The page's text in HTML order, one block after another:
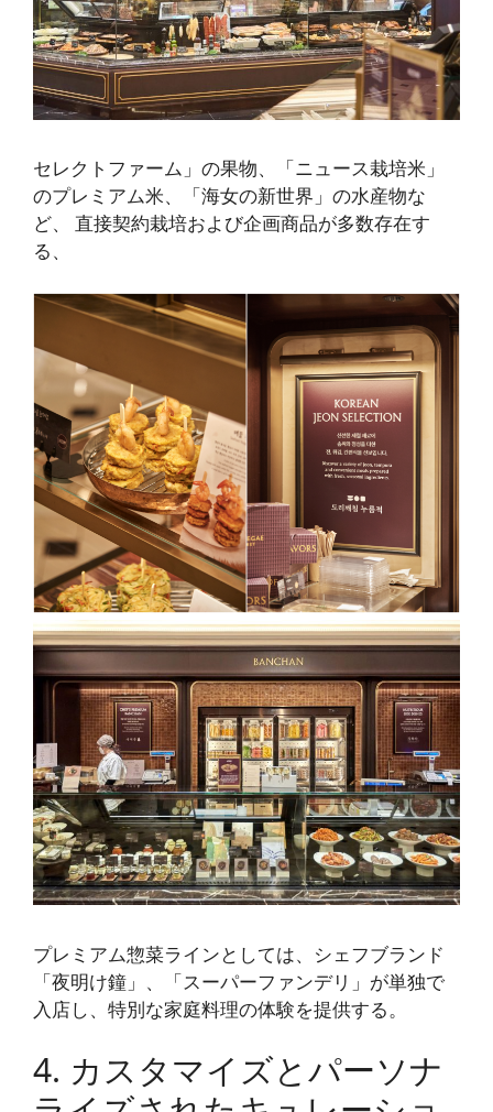
セレクトファーム」の果物、「ニュース栽培米」
のプレミアム米、「海女の新世界」の水産物な
ど、 直接契約栽培および企画商品が多数存在す
る、
プレミアム惣菜ラインとしては、シェフブランド
「夜明け鐘」、「スーパーファンデリ」が単独で
入店し、特別な家庭料理の体験を提供する。
4. カスタマイズとパーソナ